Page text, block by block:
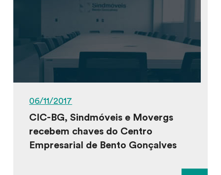
06/11/2017
CIC-BG, Sindmóveis e Movergs
recebem chaves do Centro
Empresarial de Bento Gonçalves